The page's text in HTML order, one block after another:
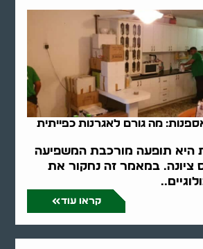
מה גורם לאגרנות כפייתית
היא תופעה מורכבת המשפיעה
ציונה. במאמר זה נחקור את
קראו עוד